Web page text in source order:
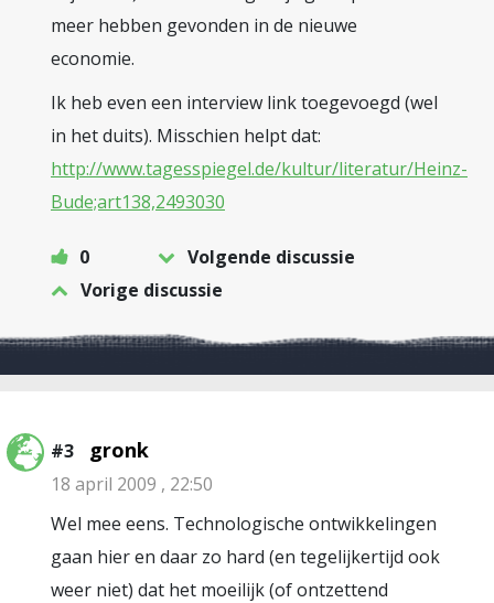
meer hebben gevonden in de nieuwe
economie.
Ik heb even een interview link toegevoegd (wel
in het duits). Misschien helpt dat:
http://www.tagesspiegel.de/kultur/literatur/Heinz-
Bude;art138,2493030
0
Volgende discussie
Vorige discussie
#3 gronk
18 april 2009 , 22:50
Wel mee eens. Technologische ontwikkelingen
gaan hier en daar zo hard (en tegelijkertijd ook
weer niet) dat het moeilijk (of ontzettend